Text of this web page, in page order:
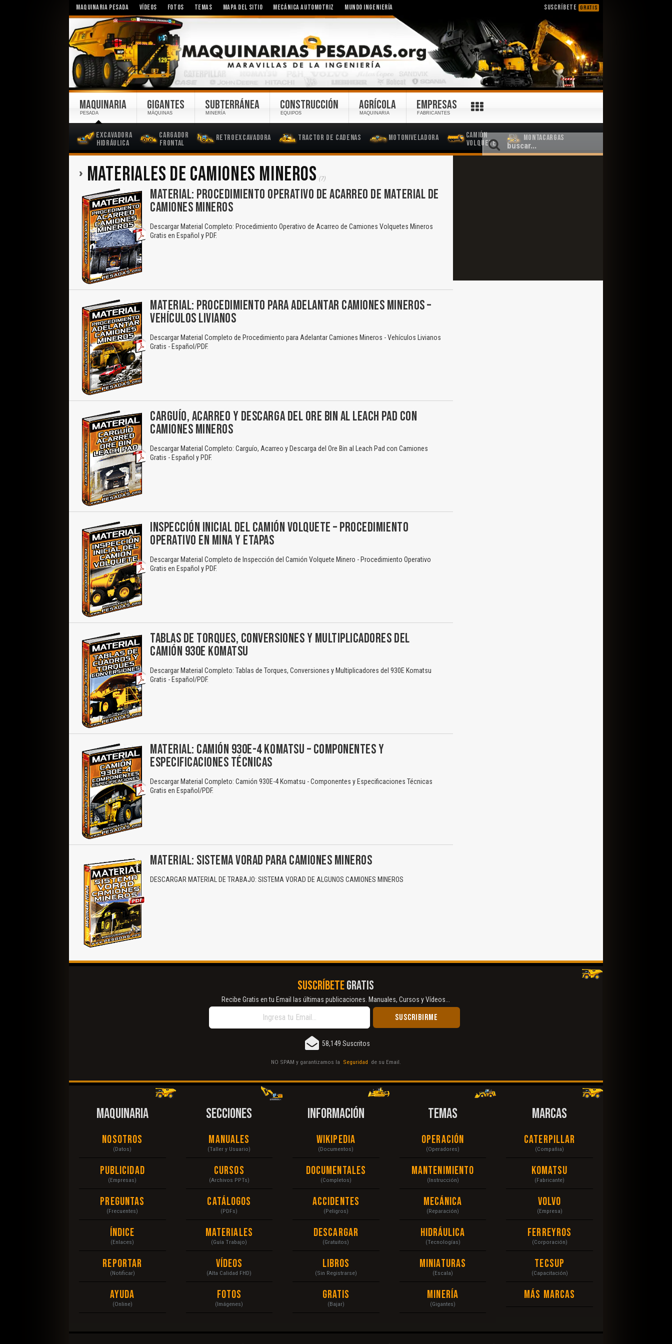
MAQUINARIA PESADA VÍDEOS FOTOS TEMAS MAPA DEL SITIO MECÁNICA AUTOMOTRIZ MUNDO INGENIERÍA SUSCRÍBETE GRATIS
MAQUINARIA
PESADA
Excavadora
Hidráulica
Cargador
Frontal
Retroexcavadora Tractor de Cadenas Motoniveladora
Camión
Volquete
Montacargas
GIGANTES
MÁQUINAS
SUBTERRÁNEA
MINERÍA
CONSTRUCCIÓN
EQUIPOS
AGRÍCOLA
MAQUINARIA
EMPRESAS
FABRICANTES
MATERIALES DE CAMIONES MINEROS (7)
MATERIAL: PROCEDIMIENTO OPERATIVO DE ACARREO DE MATERIAL DE
CAMIONES MINEROS
Descargar Material Completo: Procedimiento Operativo de Acarreo de Camiones Volquetes Mineros
Gratis en Español y PDF.
MATERIAL: PROCEDIMIENTO PARA ADELANTAR CAMIONES MINEROS –
VEHÍCULOS LIVIANOS
Descargar Material Completo de Procedimiento para Adelantar Camiones Mineros - Vehículos Livianos
Gratis - Español/PDF.
CARGUÍO, ACARREO Y DESCARGA DEL ORE BIN AL LEACH PAD CON
CAMIONES MINEROS
Descargar Material Completo: Carguío, Acarreo y Descarga del Ore Bin al Leach Pad con Camiones
Gratis - Español y PDF.
INSPECCIÓN INICIAL DEL CAMIÓN VOLQUETE – PROCEDIMIENTO
OPERATIVO EN MINA Y ETAPAS
Descargar Material Completo de Inspección del Camión Volquete Minero - Procedimiento Operativo
Gratis en Español y PDF.
TABLAS DE TORQUES, CONVERSIONES Y MULTIPLICADORES DEL
CAMIÓN 930E KOMATSU
Descargar Material Completo: Tablas de Torques, Conversiones y Multiplicadores del 930E Komatsu
Gratis - Español/PDF.
MATERIAL: CAMIÓN 930E-4 KOMATSU – COMPONENTES Y
ESPECIFICACIONES TÉCNICAS
Descargar Material Completo: Camión 930E-4 Komatsu - Componentes y Especificaciones Técnicas
Gratis en Español/PDF.
MATERIAL: SISTEMA VORAD PARA CAMIONES MINEROS
DESCARGAR MATERIAL DE TRABAJO: SISTEMA VORAD DE ALGUNOS CAMIONES MINEROS
SUSCRÍBETEGRATIS
Recibe Gratis en tu Email las últimas publicaciones. Manuales, Cursos y Vídeos...
58,149 Suscritos
NO SPAM y garantizamos la Seguridad de su Email.
MAQUINARIA
Nosotros
(Datos)
Publicidad
(Empresas)
Preguntas
(Frecuentes)
Índice
(Enlaces)
Reportar
(Notificar)
Ayuda
(Online)
SECCIONES
Manuales
(Taller y Usuario)
Cursos
(Archivos PPTs)
Catálogos
(PDFs)
Materiales
(Guía Trabajo)
Vídeos
(Alta Calidad FHD)
Fotos
(Imágenes)
INFORMACIÓN
Wikipedia
(Documentos)
Documentales
(Completos)
Accidentes
(Peligros)
Descargar
(Gratuitos)
Libros
(Sin Registrarse)
Gratis
(Bajar)
TEMAS
Operación
(Operadores)
Mantenimiento
(Instrucción)
Mecánica
(Reparación)
Hidráulica
(Tecnologías)
Miniaturas
(Escala)
Minería
(Gigantes)
MARCAS
Caterpillar
(Compañia)
Komatsu
(Fabricante)
Volvo
(Empresa)
Ferreyros
(Corporación)
Tecsup
(Capacitación)
Más Marcas